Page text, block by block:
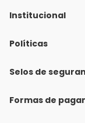
Institucional
Quem Somos
Nossas lojas
Políticas
Política de Envio
Políticas de
Selos de
Formas de